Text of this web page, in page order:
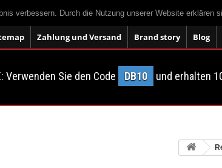
verbessern. Durch die Nutzung unserer Website erklären
Zahlung und Versand Brand story Blog
Verwenden Sie den Code DB10 und erhalten